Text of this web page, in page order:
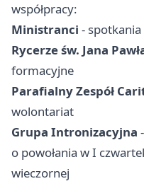
współpracy:
Ministranci -
Rycerze św. Jana
formacyjne
Parafialny Zespół
wolontariat
Grupa Intronizacyjna
o powołania w I
wieczornej